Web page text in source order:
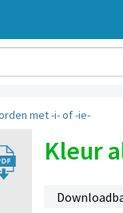
met -i- of -ie-
Kleur